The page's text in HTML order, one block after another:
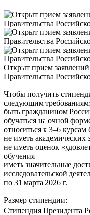
Открыт прием
Правительства
Чтобы получить
следующим требованиям:
быть гражданином
обучаться на очной
относиться к 3–6 курсам
не иметь академических
не иметь оценок
обучения
иметь значительные
исследовательской
по 31 марта 2026 г.
Размер стипендии:
Стипендия Президента